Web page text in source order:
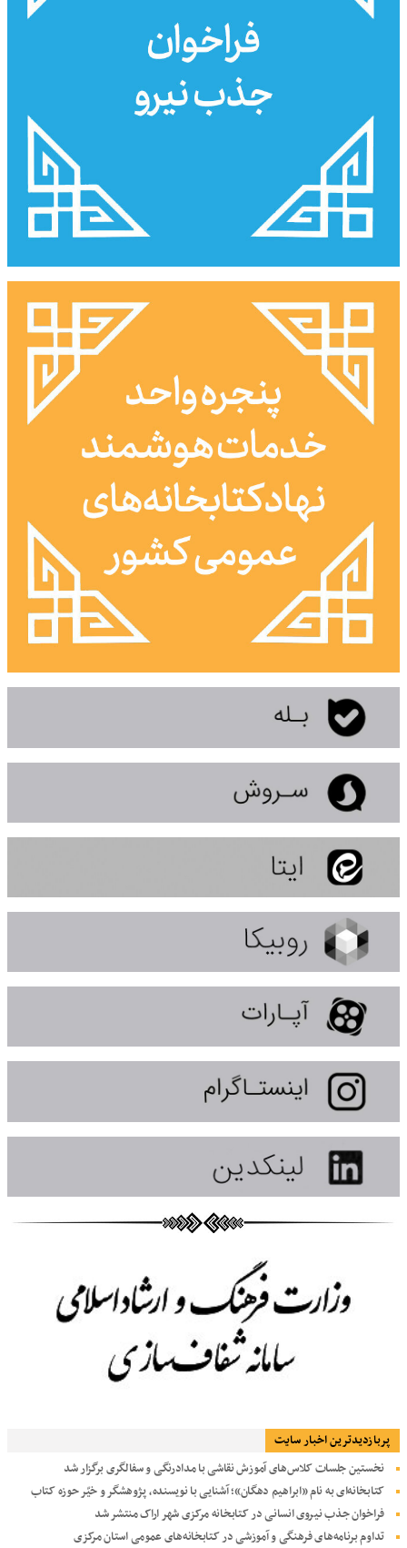
پربازديدترين اخبار سایت
نخستین جلسات کلاس‌های آموزش نقاشی با مدادرنگی و سفالگری برگزار شد
کتابخانه‌ای به نام «ابراهیم دهگان»؛ آشنایی با نویسنده، پژوهشگر و خیّر حوزه کتاب
فراخوان جذب نیروی انسانی در کتابخانه مرکزی شهر اراک منتشر شد
تداوم برنامه‌های فرهنگی و آموزشی در کتابخانه‌های عمومی استان مرکزی